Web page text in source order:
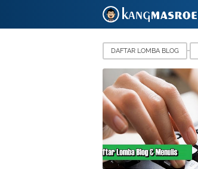
DAFTAR LOMBA BLOG